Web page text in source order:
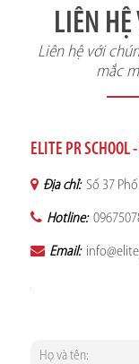
LIÊN HỆ
Liên hệ với
mắc
ELITE PR SCHOOL
Địa chỉ: Số 37
Hotline:
Email: